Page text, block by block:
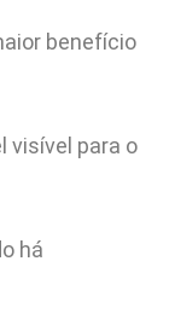
benefício
visível para o
há